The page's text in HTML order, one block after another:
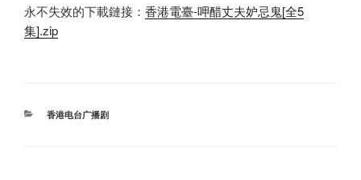
永不失效的下載鏈接： 香港電臺-呷醋丈夫妒忌鬼[全5
集].zip
分
香港电台广播剧